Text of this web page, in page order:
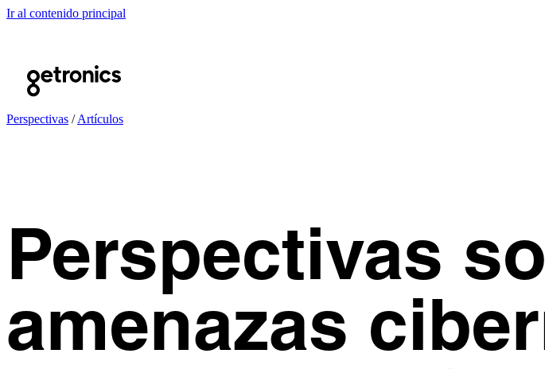
Ir al contenido principal
Perspectivas /Artículos
Perspectivas
amenazas